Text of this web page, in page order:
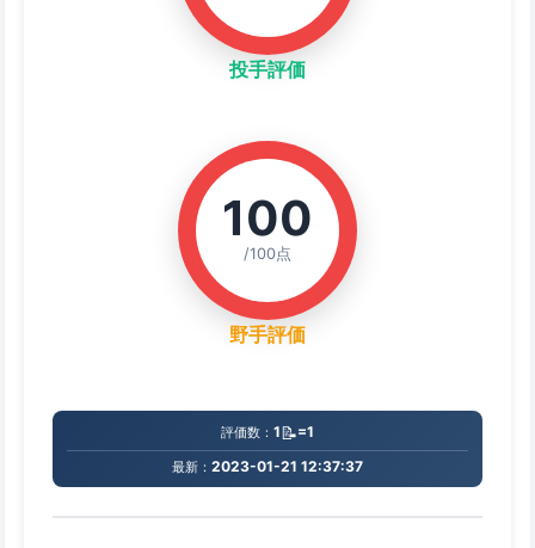
投手評価
100
/100点
野手評価
評価数： 1📝=1
最新： 2023-01-21 12:37:37